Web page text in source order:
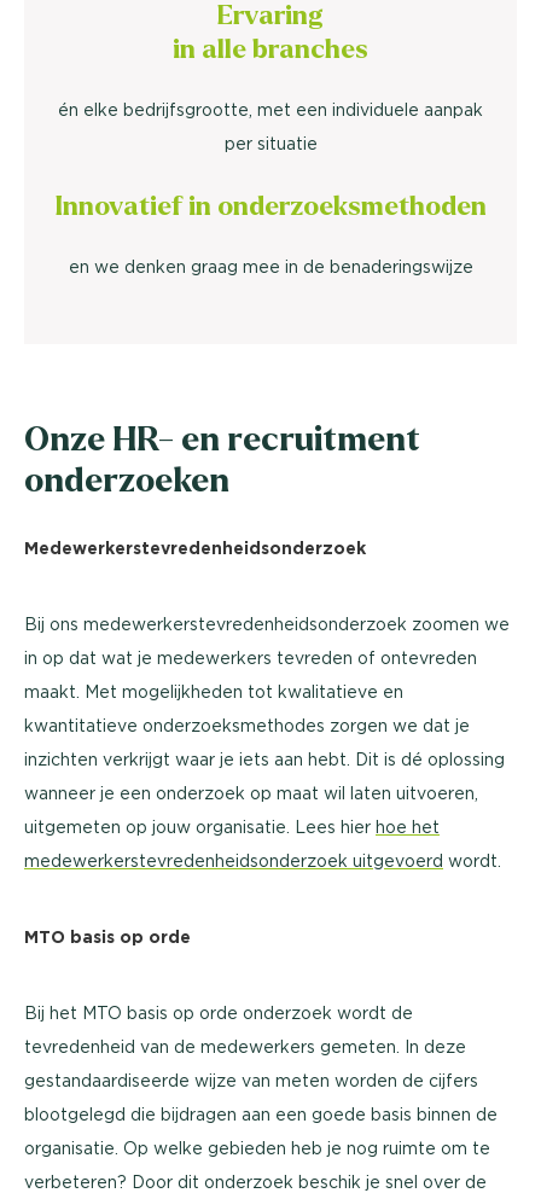
Ervaring
in alle branches
én elke bedrijfsgrootte, met een individuele aanpak
per situatie
Innovatief in onderzoeksmethoden
en we denken graag mee in de benaderingswijze
Onze HR- en recruitment
onderzoeken
Medewerkerstevredenheidsonderzoek
Bij ons medewerkerstevredenheidsonderzoek zoomen we
in op dat wat je medewerkers tevreden of ontevreden
maakt. Met mogelijkheden tot kwalitatieve en
kwantitatieve onderzoeksmethodes zorgen we dat je
inzichten verkrijgt waar je iets aan hebt. Dit is dé oplossing
wanneer je een onderzoek op maat wil laten uitvoeren,
uitgemeten op jouw organisatie. Lees hier hoe het
medewerkerstevredenheidsonderzoek uitgevoerd wordt.
MTO basis op orde
Bij het MTO basis op orde onderzoek wordt de
tevredenheid van de medewerkers gemeten. In deze
gestandaardiseerde wijze van meten worden de cijfers
blootgelegd die bijdragen aan een goede basis binnen de
organisatie. Op welke gebieden heb je nog ruimte om te
verbeteren? Door dit onderzoek beschik je snel over de